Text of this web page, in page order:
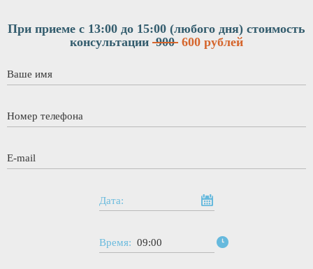
При приеме с 13:00 до 15:00 (любого дня) стоимость
консультации 900 600 рублей
Ваше имя
Номер телефона
E-mail
Дата:
Время: 09:00